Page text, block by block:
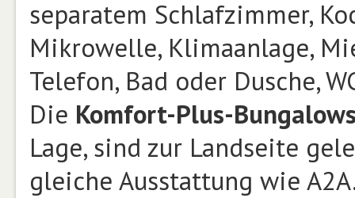
separatem Schlafzimmer,
Mikrowelle, Klimaanlage,
Telefon, Bad oder Dusche,
Die Komfort-Plus-
Lage, sind zur Landseite
gleiche Ausstattung wie